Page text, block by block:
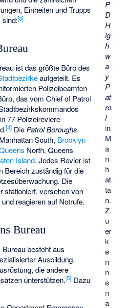
P
D
H
ig
h
w
a
y
P
at
ro
l
in
M
a
n
h
at
ta
n.
Z
u
er
k
e
n
n
e
n
a
Einheiten und Trupps
sind:[3]
ist das größte Büro des
aufgeteilt. Es
Polizeibeamten
das vom Chief of Patrol
77 Polizeireviere
[4] Die Patrol Boroughs
South, Brooklyn
North, Queens
Island. Jedes Revier ist
Bereich zuständig für die
Die
stationiert, versehen von
reagieren auf Notrufe.
Bureau
besteht aus
Ausbildung,
die andere
unterstützen.[5] Dazu